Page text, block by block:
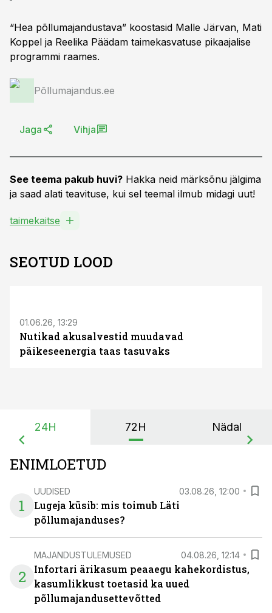
“Hea põllumajandustava” koostasid Malle Järvan, Mati
Koppel ja Reelika Päädam taimekasvatuse pikaajalise
programmi raames.
Põllumajandus.ee
Jaga Vihja
See teema pakub huvi? Hakka neid märksõnu jälgima
ja saad alati teavituse, kui sel teemal ilmub midagi uut!
taimekaitse
SEOTUD LOOD
01.06.26, 13:29
Nutikad akusalvestid muudavad
päikeseenergia taas tasuvaks
24H 72H Nädal
ENIMLOETUD
1
UUDISED 03.08.26, 12:00
Lugeja küsib: mis toimub Läti
põllumajanduses?
2
MAJANDUSTULEMUSED 04.08.26, 12:14
Infortari ärikasum peaaegu kahekordistus,
kasumlikkust toetasid ka uued
põllumajandusettevõtted